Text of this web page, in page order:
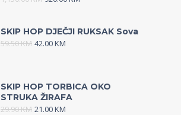
SKIP HOP DJEČJI RUKSAK Sova
59.50KM 42.00KM
SKIP HOP TORBICA OKO
STRUKA ŽIRAFA
29.90KM 21.00KM